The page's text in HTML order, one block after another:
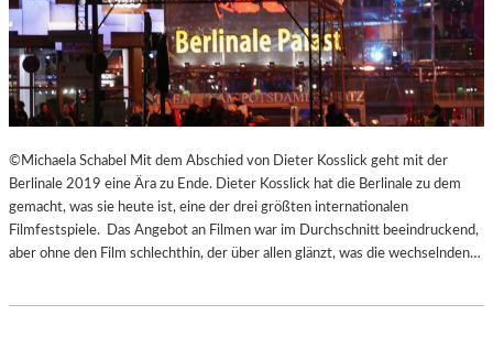
©Michaela Schabel Mit dem Abschied von Dieter Kosslick geht mit der
Berlinale 2019 eine Ära zu Ende. Dieter Kosslick hat die Berlinale zu dem
gemacht, was sie heute ist, eine der drei größten internationalen
Filmfestspiele. Das Angebot an Filmen war im Durchschnitt beeindruckend,
aber ohne den Film schlechthin, der über allen glänzt, was die wechselnden…